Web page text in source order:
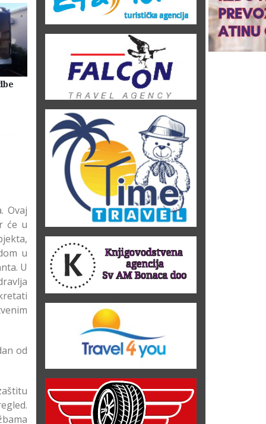
Selidbe Firme Beograd
Skladištenje Stvari
Magacin Lagerovanje
Ovaj
će u
u
U
od